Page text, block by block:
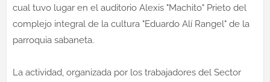
cual tuvo lugar en el auditorio Alexis "Machito" Prieto del
complejo integral de la cultura "Eduardo Alí Rangel" de la
parroquia sabaneta.
La actividad, organizada por los trabajadores del Sector